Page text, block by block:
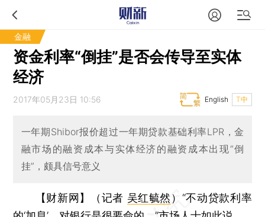
金融
资金利率“倒挂”是否会传导至实体
经济
2017年05月23日 10:56 T中
English
一年期Shibor报价超过一年期贷款基础利率LPR，金
融市场的融资成本与实体经济的融资成本出现“倒
挂”，颇具信号意义
【财新网】（记者 吴红毓然） “不动贷款利率